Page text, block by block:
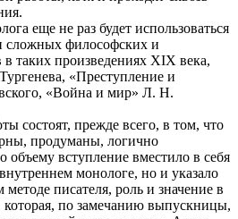
еще не раз будет использоваться
сложных философских и
в таких произведениях XIX века,
«Преступление и
«Война и мир» Л. Н.
состоят, прежде всего, в том, что
продуманы, логично
вступление вместило в себя
монологе, но и указало
методе писателя, роль и значение в
по замечанию выпускницы,